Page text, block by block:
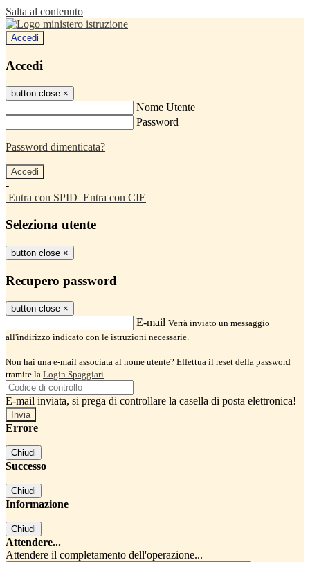
Salta al contenuto
Accedi
Accedi
button close ×
Nome Utente
Password
Password dimenticata?
-
Entra con SPID Entra con CIE
Seleziona utente
button close ×
Recupero password
button close ×
E-mail Verrà inviato un messaggio
all'indirizzo indicato con le istruzioni necessarie.
Non hai una e-mail associata al nome utente? Effettua il reset della password
tramite la Login Spaggiari
E-mail inviata, si prega di controllare la casella di posta elettronica!
Errore
Chiudi
Successo
Chiudi
Informazione
Chiudi
Attendere...
Attendere il completamento dell'operazione...